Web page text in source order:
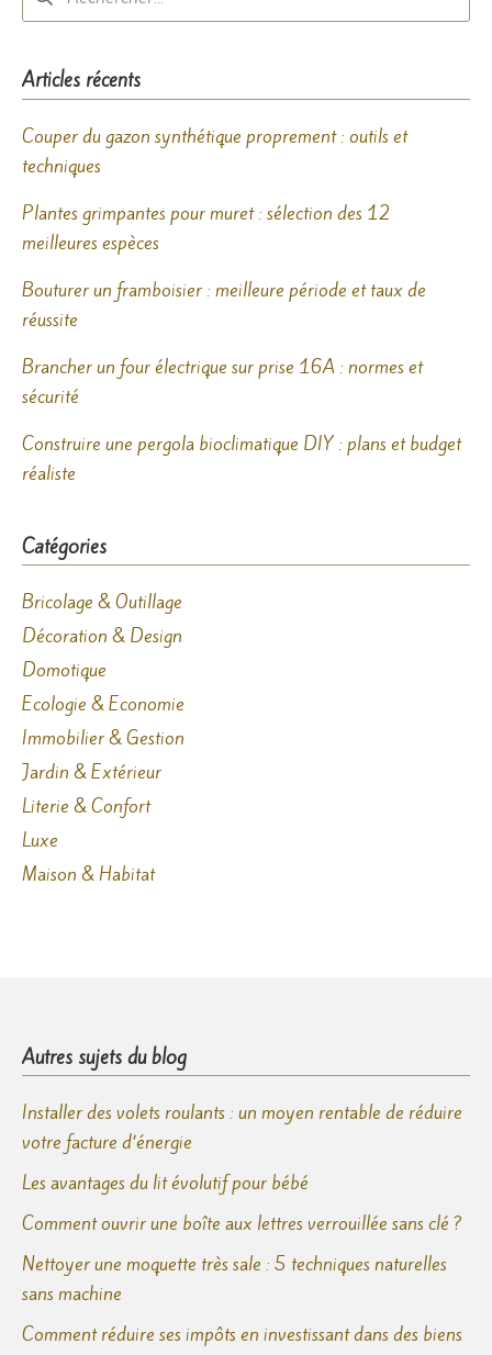
Articles récents
Couper du gazon synthétique proprement : outils et
techniques
Plantes grimpantes pour muret : sélection des 12
meilleures espèces
Bouturer un framboisier : meilleure période et taux de
réussite
Brancher un four électrique sur prise 16A : normes et
sécurité
Construire une pergola bioclimatique DIY : plans et budget
réaliste
Catégories
Bricolage & Outillage
Décoration & Design
Domotique
Ecologie & Economie
Immobilier & Gestion
Jardin & Extérieur
Literie & Confort
Luxe
Maison & Habitat
Autres sujets du blog
Installer des volets roulants : un moyen rentable de réduire
votre facture d’énergie
Les avantages du lit évolutif pour bébé
Comment ouvrir une boîte aux lettres verrouillée sans clé ?
Nettoyer une moquette très sale : 5 techniques naturelles
sans machine
Comment réduire ses impôts en investissant dans des biens